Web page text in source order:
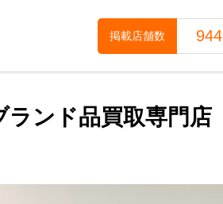
掲載店舗数 944
ランド品買取専門店